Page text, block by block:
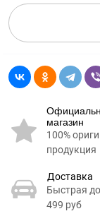
магазин
100%
продукция
Доставка
Быстрая
499 руб